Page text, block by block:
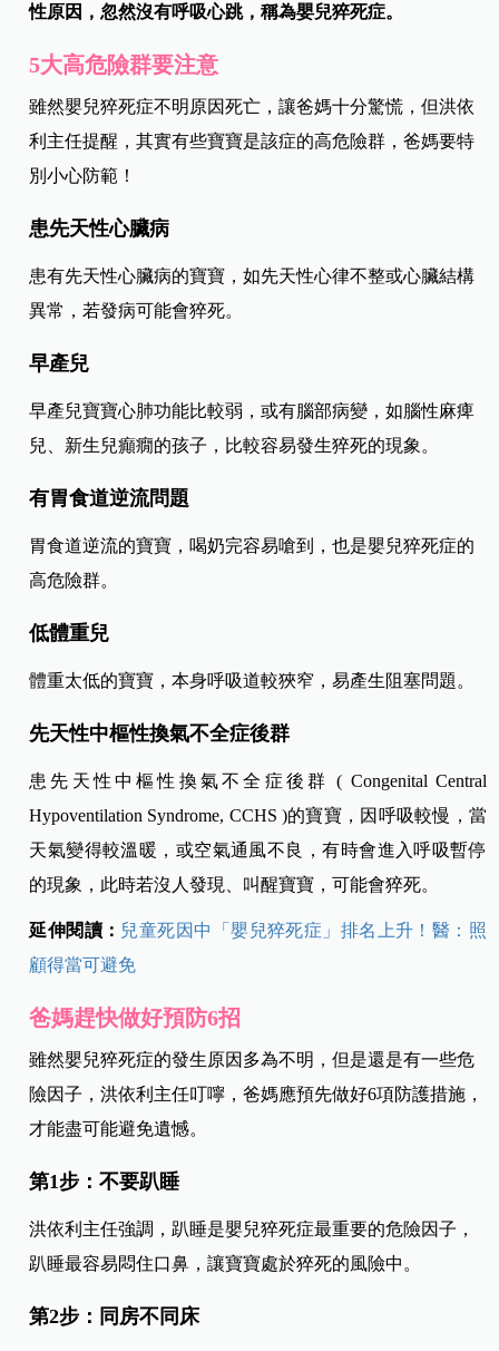
性原因，忽然沒有呼吸心跳，稱為嬰兒猝死症。
5大高危險群要注意
雖然嬰兒猝死症不明原因死亡，讓爸媽十分驚慌，但洪依
利主任提醒，其實有些寶寶是該症的高危險群，爸媽要特
別小心防範！
患先天性心臟病
患有先天性心臟病的寶寶，如先天性心律不整或心臟結構
異常，若發病可能會猝死。
早產兒
早產兒寶寶心肺功能比較弱，或有腦部病變，如腦性麻痺
兒、新生兒癲癇的孩子，比較容易發生猝死的現象。
有胃食道逆流問題
胃食道逆流的寶寶，喝奶完容易嗆到，也是嬰兒猝死症的
高危險群。
低體重兒
體重太低的寶寶，本身呼吸道較狹窄，易產生阻塞問題。
先天性中樞性換氣不全症後群
患先天性中樞性換氣不全症後群 ( Congenital Central
Hypoventilation Syndrome, CCHS )的寶寶，因呼吸較慢，當
天氣變得較溫暖，或空氣通風不良，有時會進入呼吸暫停
的現象，此時若沒人發現、叫醒寶寶，可能會猝死。
延伸閱讀： 兒童死因中「嬰兒猝死症」排名上升！醫：照
顧得當可避免
爸媽趕快做好預防6招
雖然嬰兒猝死症的發生原因多為不明，但是還是有一些危
險因子，洪依利主任叮嚀，爸媽應預先做好6項防護措施，
才能盡可能避免遺憾。
第1步：不要趴睡
洪依利主任強調，趴睡是嬰兒猝死症最重要的危險因子，
趴睡最容易悶住口鼻，讓寶寶處於猝死的風險中。
第2步：同房不同床